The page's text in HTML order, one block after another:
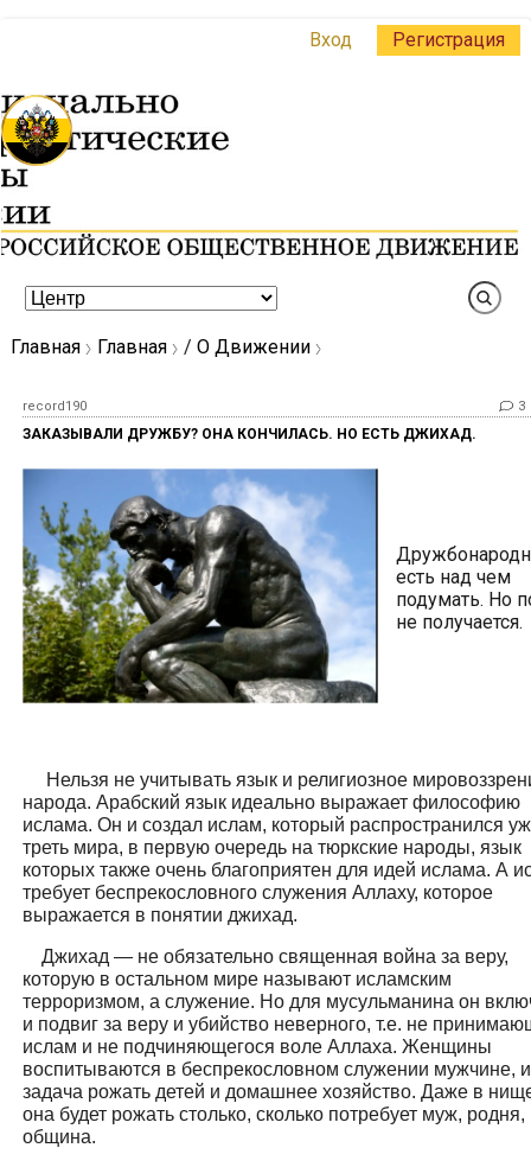
Вход Регистрация
Главная Главная / О Движении
record190 3
ЗАКАЗЫВАЛИ ДРУЖБУ? ОНА КОНЧИЛАСЬ. НО ЕСТЬ ДЖИХАД.
есть над чем
подумать. Но
не получается.
Нельзя не учитывать язык и религиозное
народа. Арабский язык идеально выражает философию
ислама. Он и создал ислам, который распространился
треть мира, в первую очередь на тюркские народы, язык
которых также очень благоприятен для идей ислама. А
требует беспрекословного служения Аллаху, которое
выражается в понятии джихад.
Джихад — не обязательно священная война за веру,
которую в остальном мире называют исламским
терроризмом, а служение. Но для мусульманина он
и подвиг за веру и убийство неверного, т.е. не
ислам и не подчиняющегося воле Аллаха. Женщины
воспитываются в беспрекословном служении мужчине,
задача рожать детей и домашнее хозяйство. Даже в
она будет рожать столько, сколько потребует муж, родня,
община.